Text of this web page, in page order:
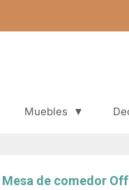
Muebles ▼
Mesa de comedor